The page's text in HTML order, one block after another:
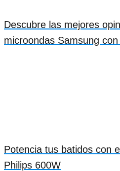
Descubre las mejores
microondas Samsung
Potencia tus batidos con
Philips 600W